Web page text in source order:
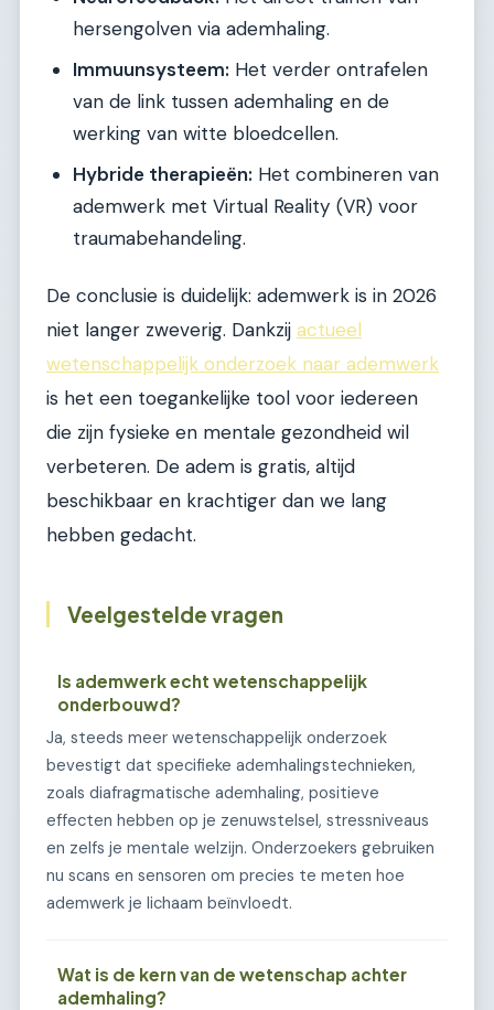
hersengolven via ademhaling.
Immuunsysteem: Het verder ontrafelen
van de link tussen ademhaling en de
werking van witte bloedcellen.
Hybride therapieën: Het combineren van
ademwerk met Virtual Reality (VR) voor
traumabehandeling.
De conclusie is duidelijk: ademwerk is in 2026
niet langer zweverig. Dankzij actueel
wetenschappelijk onderzoek naar ademwerk
is het een toegankelijke tool voor iedereen
die zijn fysieke en mentale gezondheid wil
verbeteren. De adem is gratis, altijd
beschikbaar en krachtiger dan we lang
hebben gedacht.
Veelgestelde vragen
Is ademwerk echt wetenschappelijk
onderbouwd?
Ja, steeds meer wetenschappelijk onderzoek
bevestigt dat specifieke ademhalingstechnieken,
zoals diafragmatische ademhaling, positieve
effecten hebben op je zenuwstelsel, stressniveaus
en zelfs je mentale welzijn. Onderzoekers gebruiken
nu scans en sensoren om precies te meten hoe
ademwerk je lichaam beïnvloedt.
Wat is de kern van de wetenschap achter
ademhaling?